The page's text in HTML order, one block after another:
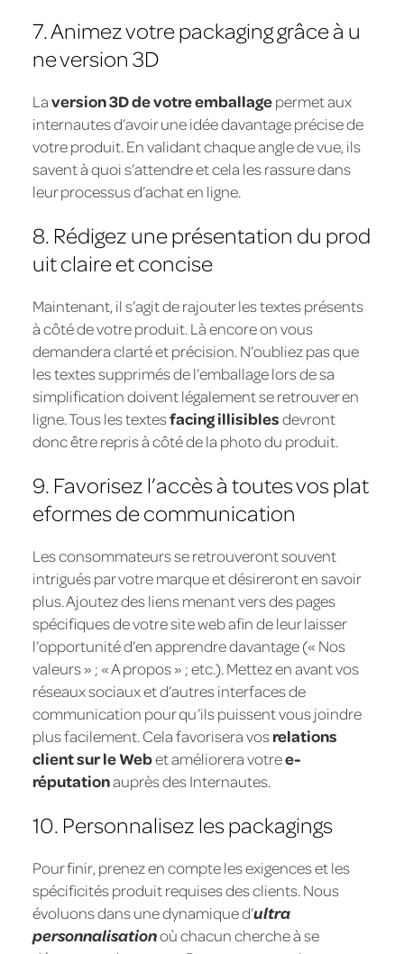
7. Animez votre packaging grâce à u
ne version 3D
Laversion 3D de votre emballagepermet aux
internautes d’avoir une idée davantage précise de
votre produit. En validant chaque angle de vue, ils
savent à quoi s’attendre et cela les rassure dans
leur processus d’achat en ligne.
8. Rédigez une présentation du prod
uit claire et concise
Maintenant, il s’agit de rajouter les textes présents
à côté de votre produit. Là encore on vous
demandera clarté et précision. N’oubliez pas que
les textes supprimés de l’emballage lors de sa
simplification doivent légalement se retrouver en
ligne. Tous les textesfacing illisiblesdevront
donc être repris à côté de la photo du produit.
9. Favorisez l’accès à toutes vos plat
eformes de communication
Les consommateurs se retrouveront souvent
intrigués par votre marque et désireront en savoir
plus. Ajoutez des liens menant vers des pages
spécifiques de votre site web afin de leur laisser
l’opportunité d’en apprendre davantage (« Nos
valeurs » ; « A propos » ; etc.). Mettez en avant vos
réseaux sociaux et d’autres interfaces de
communication pour qu’ils puissent vous joindre
plus facilement. Cela favorisera vosrelations
client sur le Webet améliorera votree-
réputationauprès des Internautes.
10. Personnalisez les packagings
Pour finir, prenez en compte les exigences et les
spécificités produit requises des clients. Nous
évoluons dans une dynamique d’ultra
personnalisationoù chacun cherche à se